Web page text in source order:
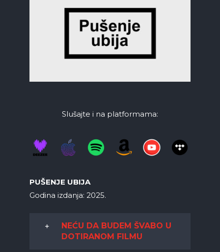
PUŠENJE UBIJA
Godina izdanja: 2025.
NEĆU DA BUDEM ŠVABO U
DOTIRANOM FILMU
Slušajte i na platformama: